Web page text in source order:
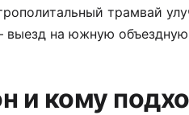
трамвай
на южную объездную
и кому